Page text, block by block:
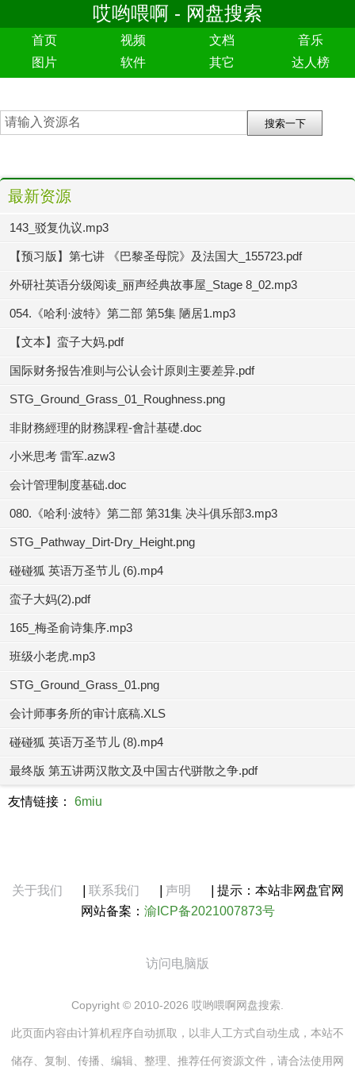
哎哟喂啊 - 网盘搜索
首页 视频 文档
音乐
图片
软件 其它 达人榜
最新资源
143_驳复仇议.mp3
【预习版】第七讲 《巴黎圣母院》及法国大_155723.pdf
外研社英语分级阅读_丽声经典故事屋_Stage 8_02.mp3
054.《哈利·波特》第二部 第5集 陋居1.mp3
【文本】蛮子大妈.pdf
国际财务报告准则与公认会计原则主要差异.pdf
STG_Ground_Grass_01_Roughness.png
非財務經理的財務課程-會計基礎.doc
小米思考 雷军.azw3
会计管理制度基础.doc
080.《哈利·波特》第二部 第31集 决斗俱乐部3.mp3
STG_Pathway_Dirt-Dry_Height.png
碰碰狐 英语万圣节儿 (6).mp4
蛮子大妈(2).pdf
165_梅圣俞诗集序.mp3
班级小老虎.mp3
STG_Ground_Grass_01.png
会计师事务所的审计底稿.XLS
碰碰狐 英语万圣节儿 (8).mp4
最终版 第五讲两汉散文及中国古代骈散之争.pdf
友情链接： 6miu
关于我们 联系我们 声明
提示：本站非网盘官网
网站备案： 渝ICP备2021007873号
访问电脑版
Copyright © 2010-2026 哎哟喂啊网盘搜索.
此页面内容由计算机程序自动抓取，以非人工方式自动生成，本站不
储存、复制、传播、编辑、整理、推荐任何资源文件，请合法使用网